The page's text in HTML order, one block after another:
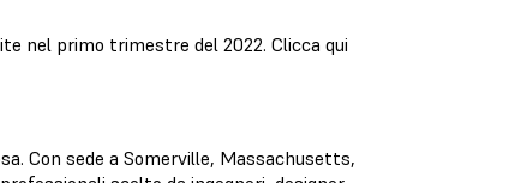
nel primo trimestre del 2022. Clicca qui
Con sede a Somerville, Massachusetts,